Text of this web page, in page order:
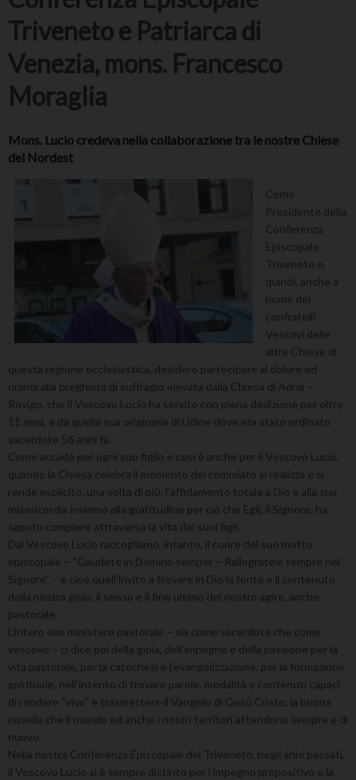
Triveneto e Patriarca di
Venezia, mons. Francesco
Moraglia
Mons. Lucio credeva nella collaborazione tra le nostre Chiese
del Nordest
Come
Presidente della
Conferenza
Episcopale
Triveneto e,
quindi, anche a
nome dei
confratelli
Vescovi delle
altre Chiese di
questa regione ecclesiastica, desidero partecipare al dolore ed
unirmi alla preghiera di suffragio elevata dalla Chiesa di Adria –
Rovigo, che il Vescovo Lucio ha servito con piena dedizione per oltre
11 anni, e da quella sua originaria di Udine dove era stato ordinato
sacerdote 56 anni fa.
Come accade per ogni suo figlio e così è anche per il Vescovo Lucio,
quando la Chiesa celebra il momento del commiato si realizza e si
rende esplicito, una volta di più, l’affidamento totale a Dio e alla sua
misericordia insieme alla gratitudine per ciò che Egli, il Signore, ha
saputo compiere attraverso la vita dei suoi figli.
Dal Vescovo Lucio raccogliamo, intanto, il cuore del suo motto
episcopale – “Gaudete in Domino semper – Rallegratevi sempre nel
Signore” – e cioè quell’invito a trovare in Dio la fonte e il contenuto
della nostra gioia, il senso e il fine ultimo del nostro agire, anche
pastorale.
L’intero suo ministero pastorale – sia come sacerdote che come
vescovo – ci dice poi della gioia, dell’impegno e della passione per la
vita pastorale, per la catechesi e l’evangelizzazione, per la formazione
spirituale, nell’intento di trovare parole, modalità e contenuti capaci
di rendere “vivo” e trasmettere il Vangelo di Gesù Cristo, la buona
novella che il mondo ed anche i nostri territori attendono sempre e di
nuovo.
Nella nostra Conferenza Episcopale del Triveneto, negli anni passati,
il Vescovo Lucio si è sempre distinto per l’impegno propositivo e la